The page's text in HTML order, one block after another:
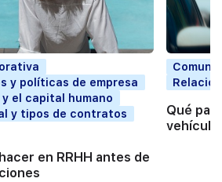
y políticas de empresa
el capital humano
y tipos de contratos
en RRHH antes de
Qué
vehículo